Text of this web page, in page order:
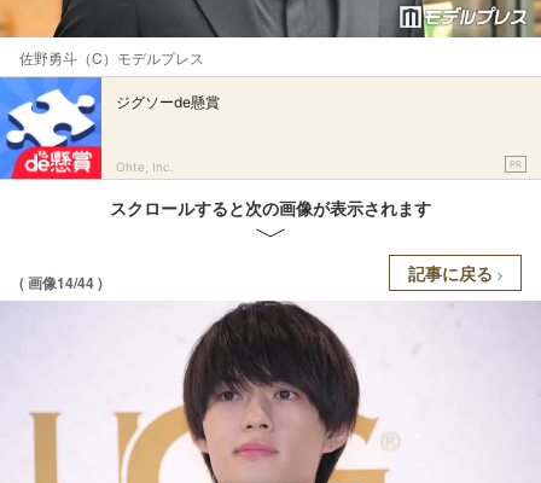
佐野勇斗（C）モデルプレス
ジグソーde懸賞
Ohte, Inc. PR
スクロールすると次の画像が表示されます
( 画像14/44 ) 記事に戻る